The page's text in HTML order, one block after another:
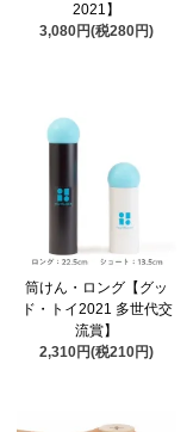
2021】
3,080円(税280円)
筒けん・ロング【グッ
ド・トイ2021 多世代交
流賞】
2,310円(税210円)